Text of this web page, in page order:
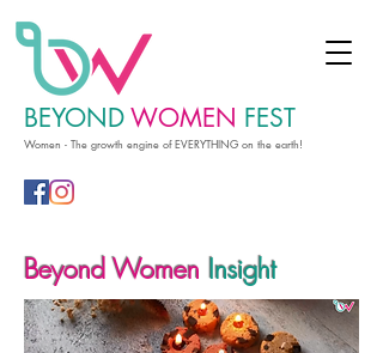
Women - The growth engine of EVERYTHING on the earth!
BEYONDWOMEN FEST
Beyond Women Insight